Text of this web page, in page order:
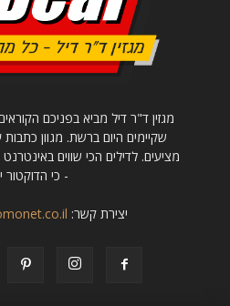
מגזין ד"ר דיל מביא בפניכם
שקיימים היום ברשת. מגוון
מציעים. לדילים הכי שווים
- כי הדוקטור
יצירת קשר: